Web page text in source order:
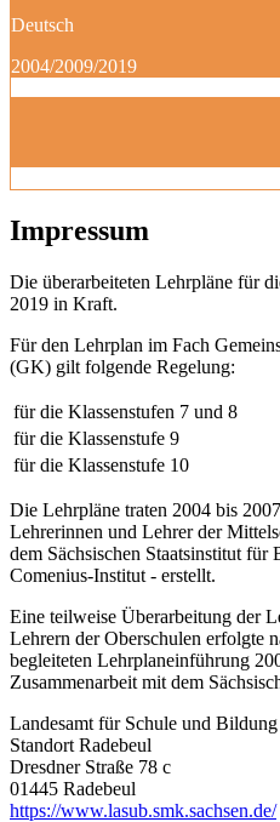
Deutsch
2004/2009/2019
Impressum
Die überarbeiteten Lehrpläne für
2019 in Kraft.
Für den Lehrplan im Fach
(GK) gilt folgende Regelung:
für die Klassenstufen 7 und 8
für die Klassenstufe 9
für die Klassenstufe 10
Die Lehrpläne traten 2004 bis
Lehrerinnen und Lehrer der
dem Sächsischen Staatsinstitut
Comenius-Institut - erstellt.
Eine teilweise Überarbeitung der
Lehrern der Oberschulen erfolgte
begleiteten Lehrplaneinführung
Zusammenarbeit mit dem
Landesamt für Schule und Bildung
Standort Radebeul
Dresdner Straße 78 c
01445 Radebeul
https://www.lasub.smk.sachsen.de/